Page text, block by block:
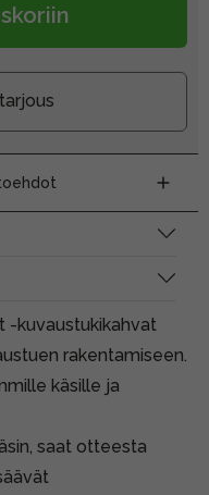
-kuvaustukikahvat
rakentamiseen.
käsille ja
saat otteesta